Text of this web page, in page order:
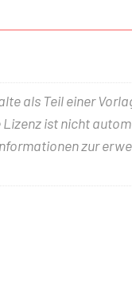
als Teil einer
ist nicht
zur